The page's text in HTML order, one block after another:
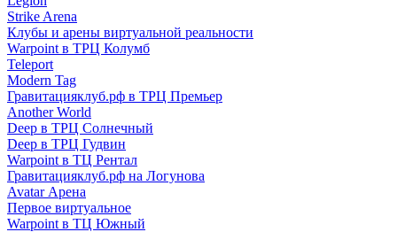
Strike Arena
Клубы и арены виртуальной реальности
Warpoint в ТРЦ Колумб
Teleport
Modern Tag
Гравитацияклуб.рф в ТРЦ Премьер
Another World
Deep в ТРЦ Солнечный
Deep в ТРЦ Гудвин
Warpoint в ТЦ Рентал
Гравитацияклуб.рф на Логунова
Avatar Арена
Первое виртуальное
Warpoint в ТЦ Южный